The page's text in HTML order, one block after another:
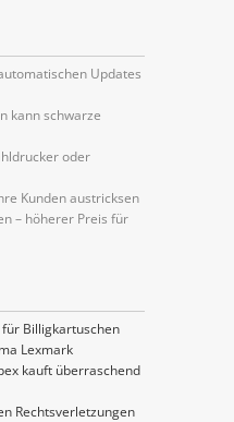
Updates
kann schwarze
oder
Kunden austricksen
– höherer Preis für
Billigkartuschen
Lexmark
kauft überraschend
Rechtsverletzungen